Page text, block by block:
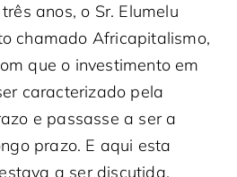
anos, o Sr. Elumelu
chamado Africapitalismo,
que o investimento em
caracterizado pela
e passasse a ser a
prazo. E aqui esta
a ser discutida,